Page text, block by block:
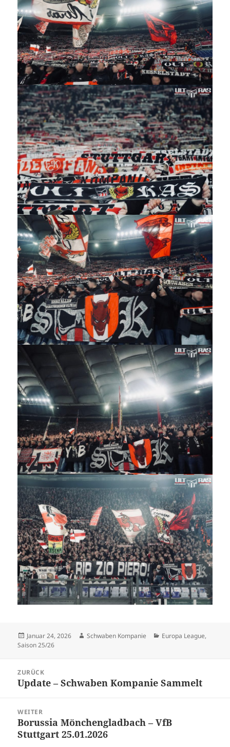
Veröffentlicht
am
Januar 24, 2026 Autor
Schwaben Kompanie Kategorien
Europa League,
Saison 25/26
ZURÜCK
Vorheriger
Update – Schwaben Kompanie Sammelt
WEITER
Nächster
Beitrag:
Borussia Mönchengladbach – VfB
Stuttgart 25.01.2026